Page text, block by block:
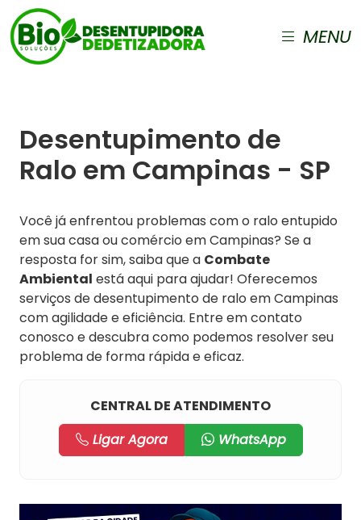
MENU
Desentupimento de
Ralo em Campinas - SP
Você já enfrentou problemas com o ralo entupido
em sua casa ou comércio em Campinas? Se a
resposta for sim, saiba que a Combate
Ambiental está aqui para ajudar! Oferecemos
serviços de desentupimento de ralo em Campinas
com agilidade e eficiência. Entre em contato
conosco e descubra como podemos resolver seu
problema de forma rápida e eficaz.
CENTRAL DE ATENDIMENTO
Ligar Agora
WhatsApp